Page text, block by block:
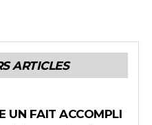
ARTICLES
UN FAIT ACCOMPLI